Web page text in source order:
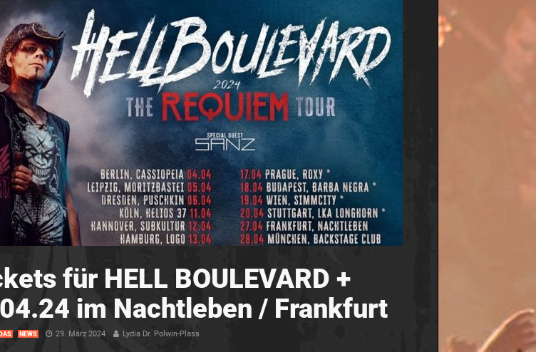
für HELL BOULEVARD +
im Nachtleben / Frankfurt
NEWS 29. März 2024 Lydia Dr. Polwin-Plass